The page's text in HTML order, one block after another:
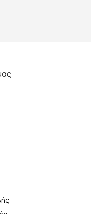
was: 18,00 €.
τιμή είναι: 16,00 €.